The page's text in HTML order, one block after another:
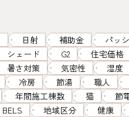
日射 補助金 パッ
シェード G2 住宅価格
暑さ対策 気密性 湿度
冷房 節湯 職人
年間施工棟数 猫 節
BELS 地域区分 健康